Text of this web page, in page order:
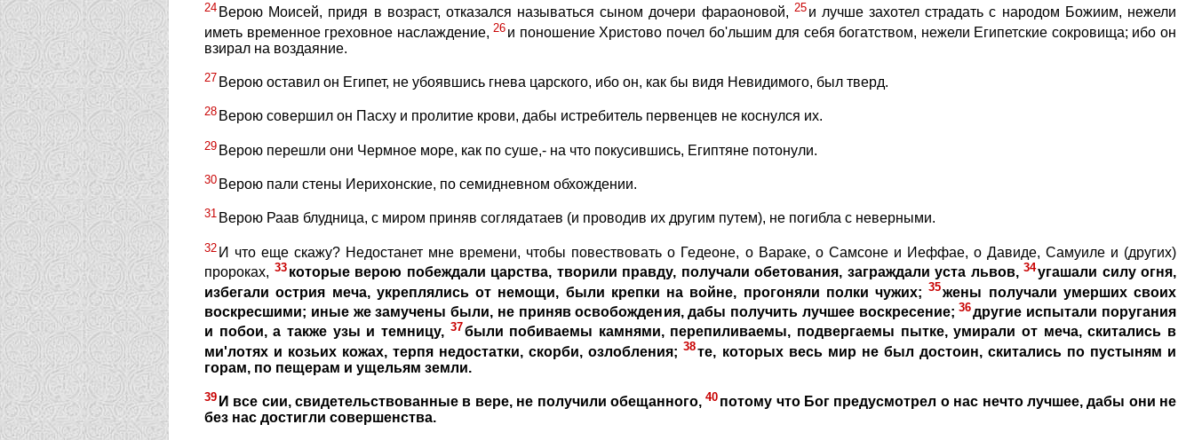
24 Верою Моисей, придя в возраст, отказался называться сыном дочери фараоновой, 25 и лучше захотел страдать с народом Божиим, нежели
иметь временное греховное наслаждение,26 и поношение Христово почел бо'льшим для себя богатством, нежели Египетские сокровища; ибо он
взирал на воздаяние.
27 Верою оставил он Египет, не убоявшись гнева царского, ибо он, как бы видя Невидимого, был тверд.
28 Верою совершил он Пасху и пролитие крови, дабы истребитель первенцев не коснулся их.
29 Верою перешли они Чермное море, как по суше,- на что покусившись, Египтяне потонули.
30 Верою пали стены Иерихонские, по семидневном обхождении.
31 Верою Раав блудница, с миром приняв соглядатаев (и проводив их другим путем), не погибла с неверными.
32 И что еще скажу? Недостанет мне времени, чтобы повествовать о Гедеоне, о Вараке, о Самсоне и Иеффае, о Давиде, Самуиле и (других)
пророках, 33 которые верою побеждали царства, творили правду, получали обетования, заграждали уста львов, 34угашали силу огня,
избегали острия меча, укреплялись от немощи, были крепки на войне, прогоняли полки чужих; 35жены получали умерших своих
воскресшими; иные же замучены были, не приняв освобождения, дабы получить лучшее воскресение; 36другие испытали поругания
и побои, а также узы и темницу, 37были побиваемы камнями, перепиливаемы, подвергаемы пытке, умирали от меча, скитались в
ми'лотях и козьих кожах, терпя недостатки, скорби, озлобления; 38те, которых весь мир не был достоин, скитались по пустыням и
горам, по пещерам и ущельям земли.
39 И все сии, свидетельствованные в вере, не получили обещанного, 40 потому что Бог предусмотрел о нас нечто лучшее, дабы они не
без нас достигли совершенства.